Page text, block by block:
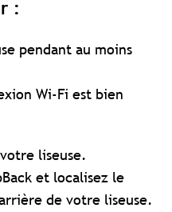
:
pendant au moins
Wi-Fi est bien
liseuse.
et localisez le
de votre liseuse.